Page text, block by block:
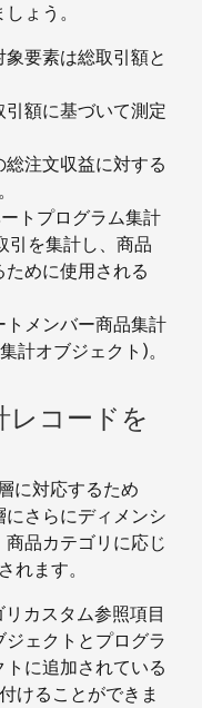
ょう。
要素は総取引額と
額に基づいて測定
注文収益に対する
トプログラム集計
引を集計し、商品
めに使用される
メンバー商品集計
計オブジェクト)。
レコードを
に対応するため
さらにディメンシ
品カテゴリに応じ
ます。
カスタム参照項目
ェクトとプログラ
に追加されている
けることができま